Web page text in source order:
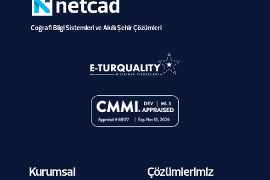
Coğrafi Bilgi Sistemleri ve Akıllı Şehir Çözümleri
Kurumsal Çözümlerimiz